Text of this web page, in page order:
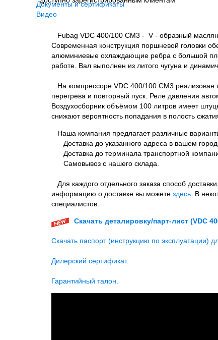
Документы и сертификаты
Видео
Fubag VDC 400/100 CM3 - V - образный
Современная конструкция поршневой головки
алюминиевые охлаждающие ребра с большой
работе. Вал выполнен из литого чугуна и
На компрессоре VDC 400/100 CM3 реализован
перегрева и повторный пуск. Реле давления
Воздухосборник объёмом 100 литров имеет
снижают вероятность попадания в полость
Наша компания предлагает различные
Доставка до указанного адреса в вашем
Доставка до терминала транспортной
Самовывоз с нашего склада.
Для каждого отдельного заказа способ
информацию о доставке вы можете здесь . В
специалистов.
Скачать деталировку/парт-лист (VDC
Скачать паспорт (инструкцию по эксплуатации)
Дилерский сертификат.
Гарантийный талон.